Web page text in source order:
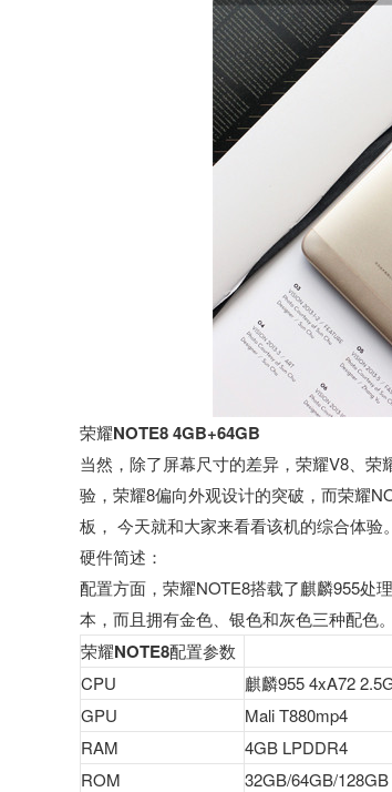
荣耀NOTE8 4GB+64GB
当然，除了屏幕尺寸的差异，荣耀V8、
验，荣耀8偏向外观设计的突破，而荣耀
板， 今天就和大家来看看该机的综合体验。
硬件简述：
配置方面，荣耀NOTE8搭载了麒麟955处
本，而且拥有金色、银色和灰色三种配色。
荣耀NOTE8配置参数
CPU
麒麟955 4xA72
GPU
Mali T880mp4
RAM
4GB LPDDR4
ROM
32GB/64GB/